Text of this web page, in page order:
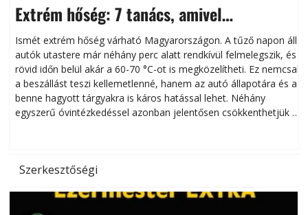
Extrém hőség: 7 tanács, amivel
megóvhatjuk autónkat a nyári károktól
Ismét extrém hőség várható Magyarországon. A tűző napon álló
autók utastere már néhány perc alatt rendkívül felmelegszik, és
rövid időn belül akár a 60-70 °C-ot is megközelítheti. Ez nemcsak
a beszállást teszi kellemetlenné, hanem az autó állapotára és a
benne hagyott tárgyakra is káros hatással lehet. Néhány
egyszerű óvintézkedéssel azonban jelentősen csökkenthetjük a
Szerkesztőségi